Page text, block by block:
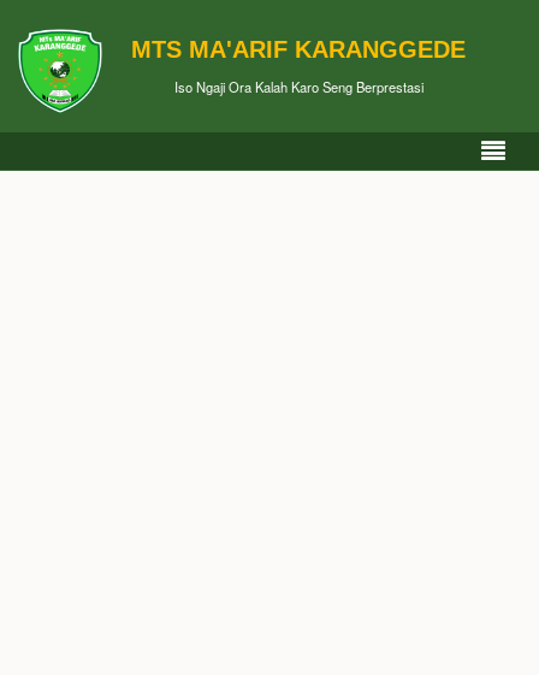
MTS MA'ARIF KARANGGEDE
Iso Ngaji Ora Kalah Karo Seng Berprestasi